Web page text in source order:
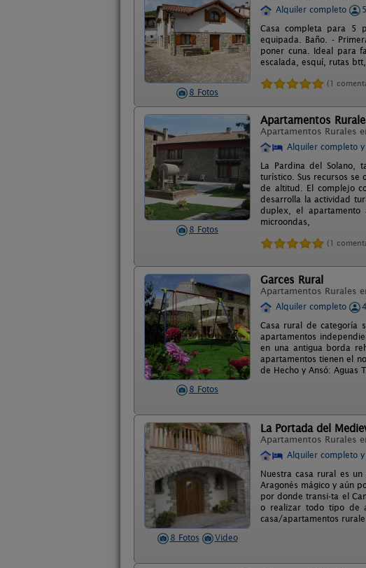
8 Fotos
Alquiler completo
Casa completa para 5
equipada. Baño. -
poner cuna. Ideal para
escalada, esquí, rutas
(1
8 Fotos
Apartamentos
Apartamentos Rurales
Alquiler completo
La Pardina del Solano,
turístico. Sus recursos se
de altitud. El complejo
desarrolla la actividad
duplex, el apartamento
microondas,
(1
8 Fotos
Garces Rural
Apartamentos Rurales
Alquiler completo
Casa rural de categoría
apartamentos
en una antigua borda
apartamentos tienen el
de Hecho y Ansó: Aguas
8 Fotos Video
La Portada del
Apartamentos Rurales
Alquiler completo
Nuestra casa rural es
Aragonés mágico y aún
por donde transi-ta el
o realizar todo tipo de
casa/apartamentos